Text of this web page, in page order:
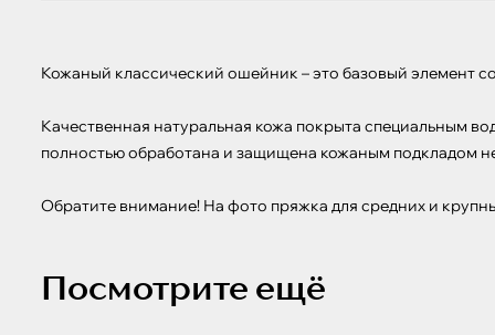
Кожаный классический ошейник – это базовый элемент
Качественная натуральная кожа покрыта специальным
полностью обработана и защищена кожаным подкладом
Обратите внимание! На фото пряжка для средних и
Посмотрите ещё